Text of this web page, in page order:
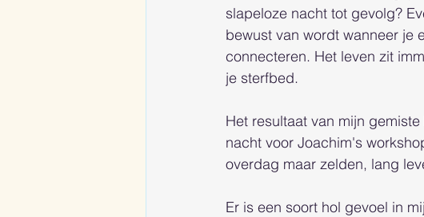
slapeloze nacht tot gevolg?
bewust van wordt wanneer je
connecteren. Het leven zit
je sterfbed.
Het resultaat van mijn
nacht voor Joachim's
overdag maar zelden, lang
Er is een soort hol gevoel in